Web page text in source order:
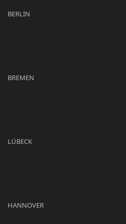
BERLIN
BREMEN
LÜBECK
HANNOVER